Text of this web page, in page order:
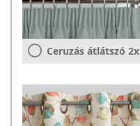
Ceruzás átlátszó 2x